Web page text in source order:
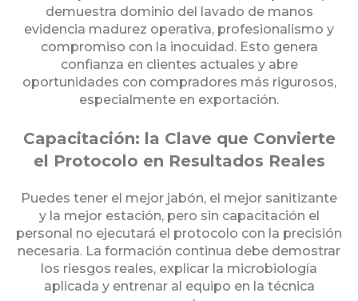
demuestra dominio del lavado de manos
evidencia madurez operativa, profesionalismo y
compromiso con la inocuidad. Esto genera
confianza en clientes actuales y abre
oportunidades con compradores más rigurosos,
especialmente en exportación.
Capacitación: la Clave que Convierte
el Protocolo en Resultados Reales
Puedes tener el mejor jabón, el mejor sanitizante
y la mejor estación, pero sin capacitación el
personal no ejecutará el protocolo con la precisión
necesaria. La formación continua debe demostrar
los riesgos reales, explicar la microbiología
aplicada y entrenar al equipo en la técnica